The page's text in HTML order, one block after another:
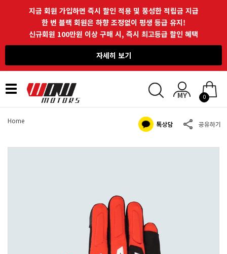
지금 회원 가입하면 즉시 할인 적용 및 풍성한 적립금 지급
한 번 블랙 회원은 하향 조정없이 평생 등급 유지!
신규회원 100만원 이상 구매 시, 즉시 최고등급 할인 혜택
자세히 보기
Toggle
navigation
0
Home